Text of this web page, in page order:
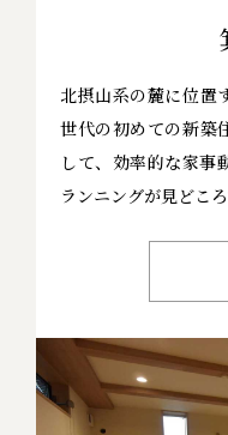
北摂山系の麓に位置
世代の初めての新築
して、効率的な家事
ランニングが見どころ